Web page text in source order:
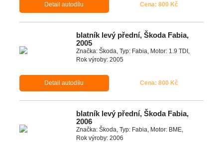
Detail autodílu Cena: 800 Kč
blatník levý přední, Škoda Fabia,
2005
Značka: Škoda, Typ: Fabia, Motor: 1.9 TDI,
Rok výroby: 2005
Detail autodílu Cena: 800 Kč
blatník levý přední, Škoda Fabia,
2006
Značka: Škoda, Typ: Fabia, Motor: BME,
Rok výroby: 2006